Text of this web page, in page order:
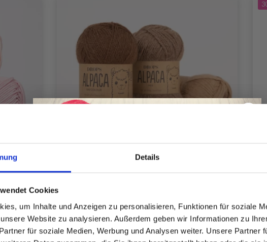
Details
Cookies
um Inhalte und Anzeigen zu personalisieren, Funktionen für soziale
Website zu analysieren. Außerdem geben wir Informationen zu
für soziale Medien, Werbung und Analysen weiter. Unsere Partner
DROPS ALPACA
Werde ein Teil unserer Garn-Community
und erhalte exklusiven Zugang zu